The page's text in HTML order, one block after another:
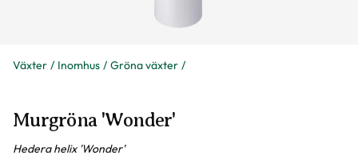
Växter Inomhus Gröna växter
Murgröna 'Wonder'
Hedera helix 'Wonder'